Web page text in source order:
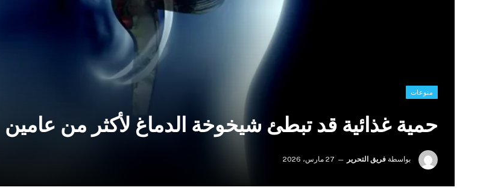
منوعات
حمية غذائية قد تبطئ شيخوخة الدماغ لأكثر من عامين
بواسطة فريق التحرير 27 مارس، 2026